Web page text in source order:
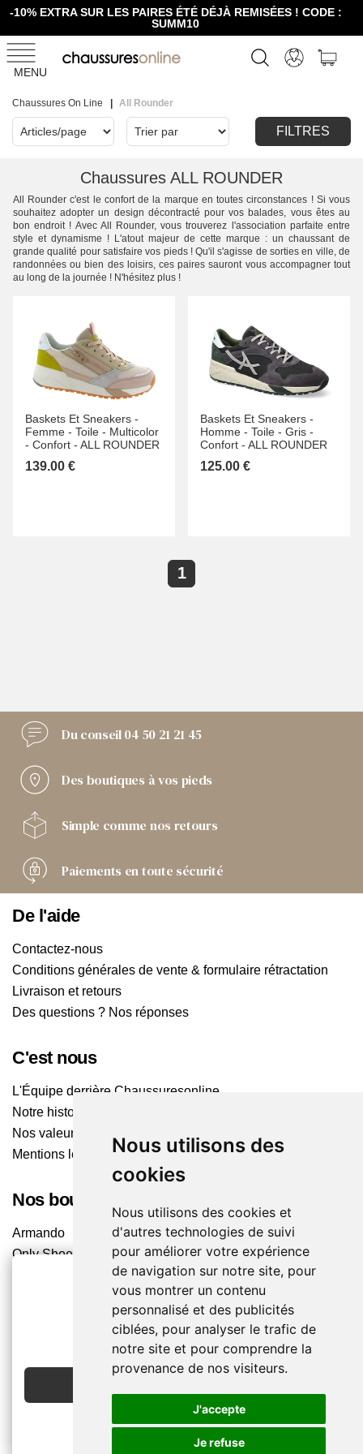
Nous utilisons des
cookies
Nous utilisons des cookies et
d'autres technologies de suivi
pour améliorer votre expérience
de navigation sur notre site, pour
vous montrer un contenu
personnalisé et des publicités
ciblées, pour analyser le trafic de
notre site et pour comprendre la
provenance de nos visiteurs.
J'accepte
Je refuse
2€ OFFERTS
EN CRÉANT UN COMPTE
-10% EXTRA SUR LES PAIRES ÉTÉ DÉJÀ REMISÉES ! CODE :
SUMM10
MENU
Chaussures On Line All Rounder
FILTRES
Chaussures ALL ROUNDER
All Rounder c'est le confort de la marque en toutes circonstances ! Si vous
souhaitez adopter un design décontracté pour vos balades, vous êtes au
bon endroit ! Avec All Rounder, vous trouverez l'association parfaite entre
style et dynamisme ! L'atout majeur de cette marque : un chaussant de
grande qualité pour satisfaire vos pieds ! Qu'il s'agisse de sorties en ville, de
randonnées ou bien des loisirs, ces paires sauront vous accompagner tout
au long de la journée ! N'hésitez plus !
Baskets Et Sneakers -
Femme - Toile - Multicolor
- Confort - ALL ROUNDER
139.00 €
Baskets Et Sneakers -
Homme - Toile - Gris -
Confort - ALL ROUNDER
125.00 €
1
Du conseil04 50 21 21 45
Des boutiques à vos pieds
Simple comme nos retours
Paiements en toute sécurité
De l'aide
Contactez-nous
Conditions générales de vente & formulaire rétractation
Livraison et retours
Des questions ? Nos réponses
C'est nous
L'Équipe derrière Chaussuresonline
Notre histoire
Nos valeurs
Mentions légales
Nos boutiques
Armando
Only Shoes
Trouvez le magasin le plus proche
Chaussuresonline sur les Médias sociaux
Suivez-nous sur les réseaux pour les dernières tendances
et bons plans !